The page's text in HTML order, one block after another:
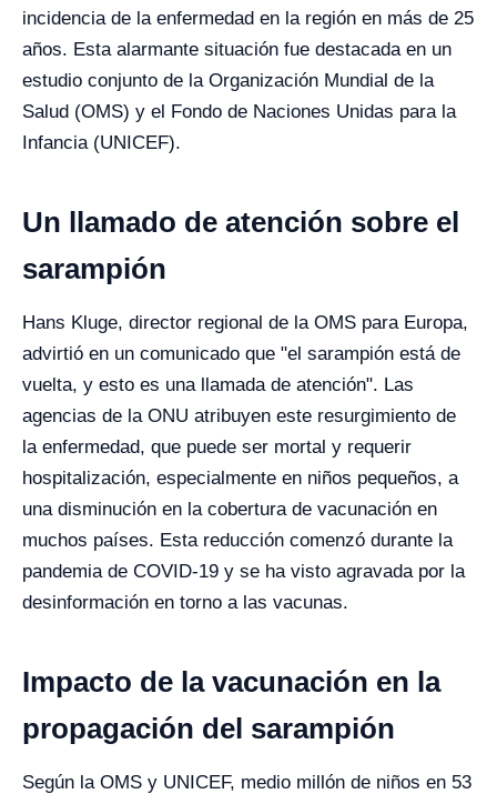
incidencia de la enfermedad en la región en más de 25
años. Esta alarmante situación fue destacada en un
estudio conjunto de la Organización Mundial de la
Salud (OMS) y el Fondo de Naciones Unidas para la
Infancia (UNICEF).
Un llamado de atención sobre el
sarampión
Hans Kluge, director regional de la OMS para Europa,
advirtió en un comunicado que "el sarampión está de
vuelta, y esto es una llamada de atención". Las
agencias de la ONU atribuyen este resurgimiento de
la enfermedad, que puede ser mortal y requerir
hospitalización, especialmente en niños pequeños, a
una disminución en la cobertura de vacunación en
muchos países. Esta reducción comenzó durante la
pandemia de COVID-19 y se ha visto agravada por la
desinformación en torno a las vacunas.
Impacto de la vacunación en la
propagación del sarampión
Según la OMS y UNICEF, medio millón de niños en 53